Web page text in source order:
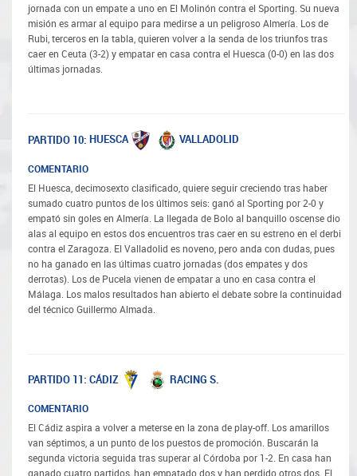
jornada con un empate a uno en El Molinón contra el Sporting. Su nueva
misión es armar al equipo para medirse a un peligroso Almería. Los de
Rubi, terceros en la tabla, quieren volver a la senda de los triunfos tras
caer en Ceuta (3-2) y empatar en casa contra el Huesca (0-0) en las dos
últimas jornadas.
PARTIDO 10: HUESCA VALLADOLID
COMENTARIO
El Huesca, decimosexto clasificado, quiere seguir creciendo tras haber
sumado cuatro puntos de los últimos seis: ganó al Sporting por 2-0 y
empató sin goles en Almería. La llegada de Bolo al banquillo oscense dio
alas al equipo en estos dos encuentros tras caer en su estreno en el derbi
contra el Zaragoza. El Valladolid es noveno, pero anda con dudas, pues
no ha ganado en las últimas cuatro jornadas (dos empates y dos
derrotas). Los de Pucela vienen de empatar a uno en casa contra el
Málaga. Los malos resultados han abierto el debate sobre la continuidad
del técnico Guillermo Almada.
PARTIDO 11: CÁDIZ RACING S.
COMENTARIO
El Cádiz aspira a volver a meterse en la zona de play-off. Los amarillos
van séptimos, a un punto de los puestos de promoción. Buscarán la
segunda victoria seguida tras superar al Córdoba por 1-2. En casa han
ganado cuatro partidos, han empatado dos y han perdido otros dos. El